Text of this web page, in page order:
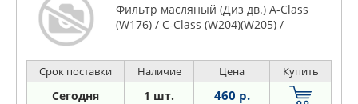
Фильтр масляный (Диз дв.) A-Class
(W176) / C-Class (W204)(W205) /
Срок поставки Наличие Цена Купить
Сегодня 1 шт. 460 р.